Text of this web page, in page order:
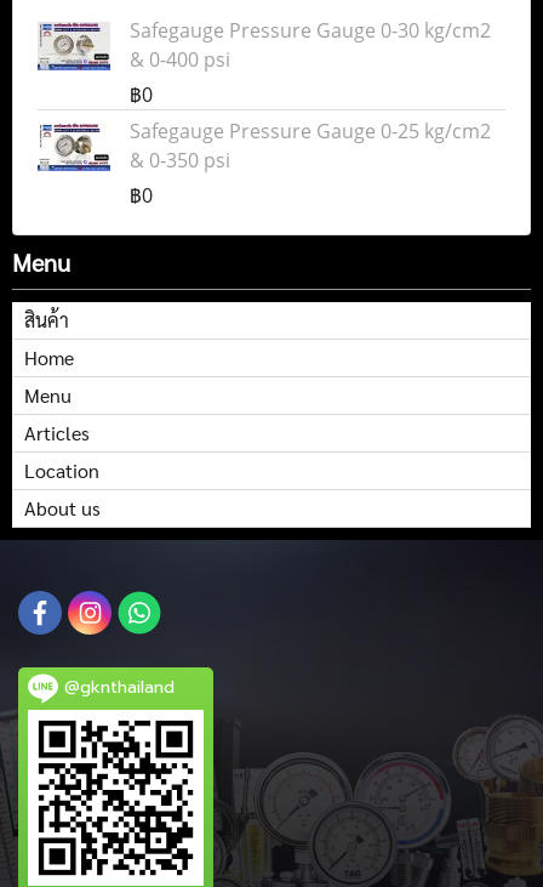
Safegauge Pressure Gauge 0-30 kg/cm2
& 0-400 psi
฿0
Safegauge Pressure Gauge 0-25 kg/cm2
& 0-350 psi
฿0
Menu
สินค้า
Home
Menu
Articles
Location
About us
@gknthailand